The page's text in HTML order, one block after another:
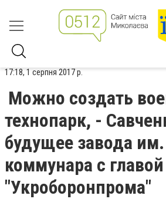
17:18, 1 серпня 2017 р.
Можно создать
технопарк, -
будущее завода им.
коммунара с главой
"Укроборонпрома"